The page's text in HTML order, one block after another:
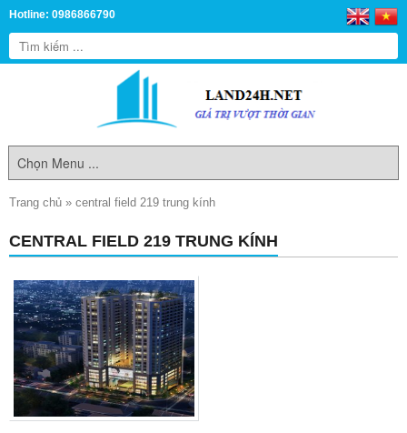
Hotline: 0986866790
Trang chủ » central field 219 trung kính
CENTRAL FIELD 219 TRUNG KÍNH